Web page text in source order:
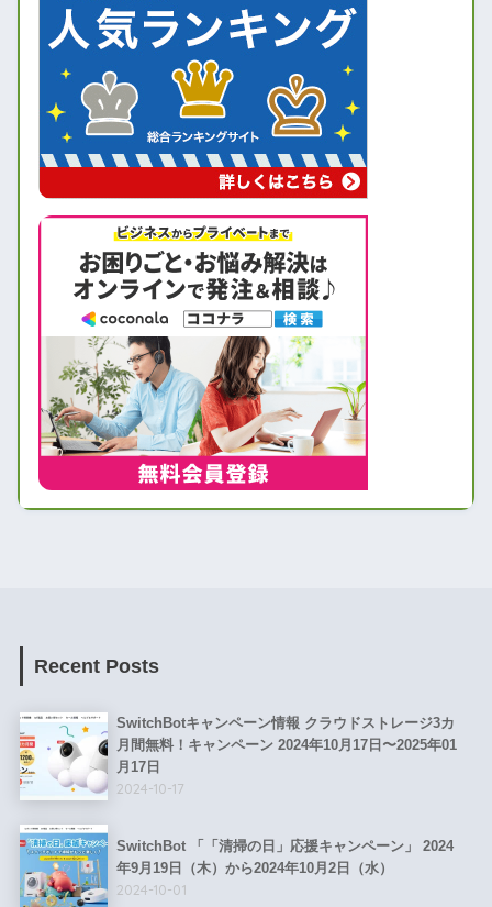
Recent Posts
SwitchBotキャンペーン情報 クラウドストレージ3カ
月間無料！キャンペーン 2024年10月17日〜2025年01
月17日
2024-10-17
SwitchBot 「「清掃の日」応援キャンペーン」 2024
年9月19日（木）から2024年10月2日（水）
2024-10-01